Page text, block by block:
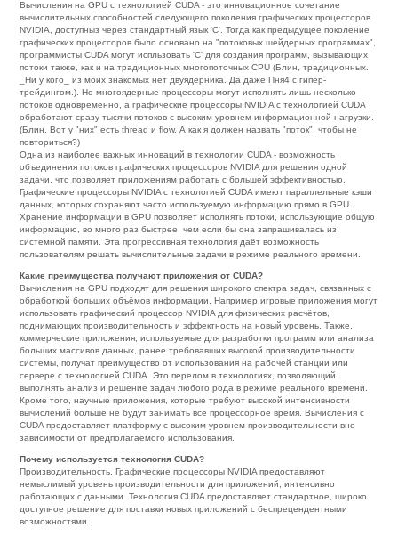
Вычисления на GPU с технологией CUDA - это инновационное сочетание
вычислительных способностей следующего поколения графических процессоров
NVIDIA, доступныз через стандартный язык 'C'. Тогда как предыдущее поколение
графических процессоров было основано на "потоковых шейдерных программах",
программисты CUDA могут испльзовать 'C' для создания программ, вызывающих
потоки также, как и на традиционных многопоточных CPU (Блин, традиционных.
_Ни у кого_ из моих знакомых нет двуядерника. Да даже Пня4 с гипер-
трейдингом.). Но многоядерные процессоры могут исполнять лишь несколько
потоков одновременно, а графические процессоры NVIDIA с технологией CUDA
обработают сразу тысячи потоков с высоким уровнем информационной нагрузки.
(Блин. Вот у "них" есть thread и flow. А как я должен назвать "поток", чтобы не
повториться?)
Одна из наиболее важных инноваций в технологии CUDA - возможность
объединения потоков графических процессоров NVIDIA для решения одной
задачи, что позволяет приложениям работать с большей эффективностью.
Графические процессоры NVIDIA с технологией CUDA имеют параллельные кэши
данных, которых сохраняют часто используемую информацию прямо в GPU.
Хранение информации в GPU позволяет исполнять потоки, использующие общую
информацию, во много раз быстрее, чем если бы она запрашивалась из
системной памяти. Эта прогрессивная технология даёт возможность
пользователям решать вычислительные задачи в режиме реального времени.
Какие преимущества получают приложения от CUDA?
Вычисления на GPU подходят для решения широкого спектра задач, связанных с
обработкой больших объёмов информации. Например игровые приложения могут
использовать графический процессор NVIDIA для физических расчётов,
поднимающих производительность и эффектность на новый уровень. Также,
коммерческие приложения, используемые для разработки программ или анализа
больших массивов данных, ранее требовавших высокой производительности
системы, получат преимущество от использования на рабочей станции или
сервере с технологией CUDA. Это перелом в технологиях, позволяющий
выполнять анализ и решение задач любого рода в режиме реального времени.
Кроме того, научные приложения, которые требуют высокой интенсивности
вычислений больше не будут занимать всё процессорное время. Вычисления с
CUDA предоставляет платформу с высоким уровнем производительности вне
зависимости от предполагаемого использования.
Почему используется технология CUDA?
Производительность. Графические процессоры NVIDIA предоставляют
немыслимый уровень производительности для приложений, интенсивно
работающих с данными. Технология CUDA предоставляет стандартное, широко
доступное решение для поставки новых приложений с беспрецендентными
возможностями.